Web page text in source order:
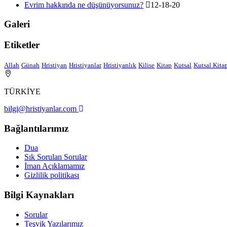
Evrim hakkında ne düşünüyorsunuz?
12-18-20
Galeri
Etiketler
Allah Günah Hristiyan Hristiyanlar Hristiyanlık Kilise Kitap Kutsal Kutsal Kitap
TÜRKİYE
bilgi@hristiyanlar.com
Bağlantılarımız
Dua
Sık Sorulan Sorular
İman Açıklamamız
Gizlilik politikası
Bilgi Kaynakları
Sorular
Teşvik Yazılarımız